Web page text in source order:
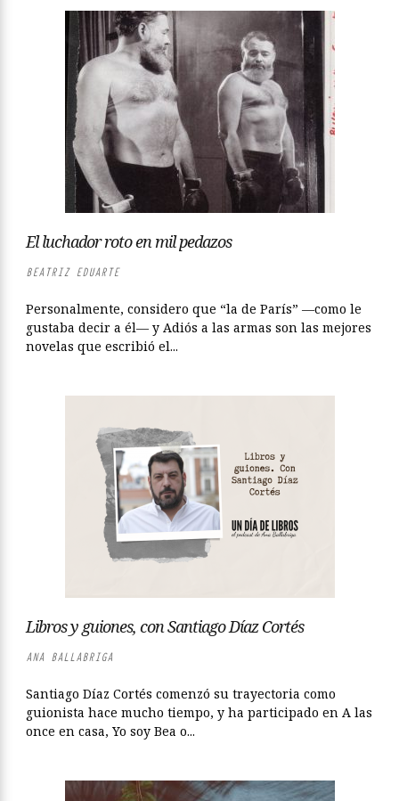
El luchador roto en mil pedazos
BEATRIZ EDUARTE
Personalmente, considero que “la de París” —como le
gustaba decir a él— y Adiós a las armas son las mejores
novelas que escribió el...
Libros y guiones, con Santiago Díaz Cortés
ANA BALLABRIGA
Santiago Díaz Cortés comenzó su trayectoria como
guionista hace mucho tiempo, y ha participado en A las
once en casa, Yo soy Bea o...